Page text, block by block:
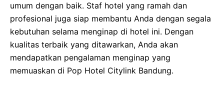
umum dengan baik. Staf hotel yang ramah dan
profesional juga siap membantu Anda dengan segala
kebutuhan selama menginap di hotel ini. Dengan
kualitas terbaik yang ditawarkan, Anda akan
mendapatkan pengalaman menginap yang
memuaskan di Pop Hotel Citylink Bandung.